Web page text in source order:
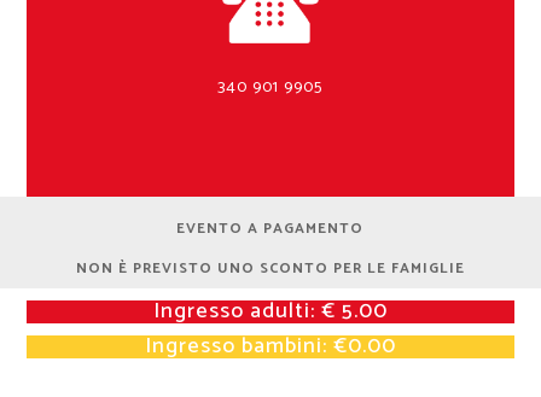
340 901 9905
EVENTO A PAGAMENTO
NON È PREVISTO UNO SCONTO PER LE FAMIGLIE
Ingresso adulti: € 5.00
Ingresso bambini: €0.00